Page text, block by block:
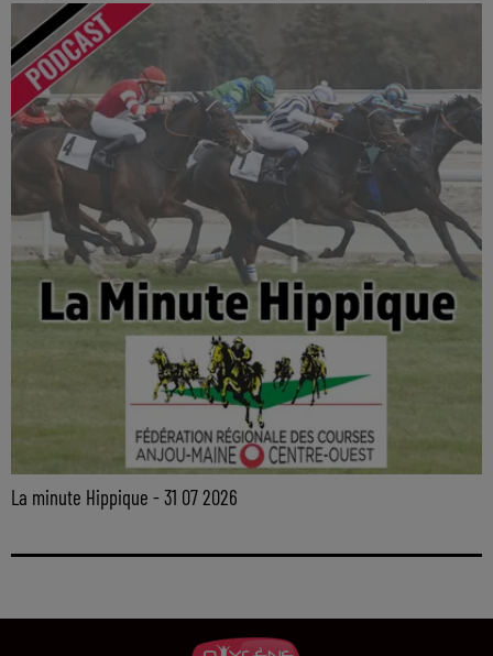
La minute Hippique - 31 07 2026